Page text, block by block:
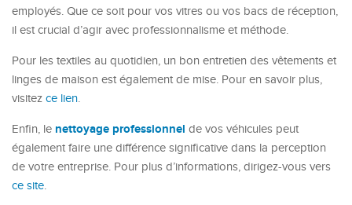
employés. Que ce soit pour vos vitres ou vos bacs de réception,
il est crucial d’agir avec professionnalisme et méthode.
Pour les textiles au quotidien, un bon entretien des vêtements et
linges de maison est également de mise. Pour en savoir plus,
visitez ce lien.
Enfin, le nettoyage professionnel de vos véhicules peut
également faire une différence significative dans la perception
de votre entreprise. Pour plus d’informations, dirigez-vous vers
ce site.